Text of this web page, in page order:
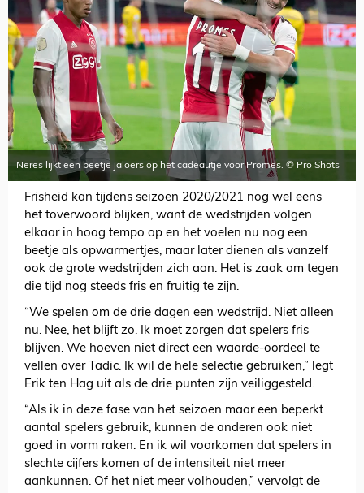
Neres lijkt een beetje jaloers op het cadeautje voor Promes. © Pro Shots
Frisheid kan tijdens seizoen 2020/2021 nog wel eens
het toverwoord blijken, want de wedstrijden volgen
elkaar in hoog tempo op en het voelen nu nog een
beetje als opwarmertjes, maar later dienen als vanzelf
ook de grote wedstrijden zich aan. Het is zaak om tegen
die tijd nog steeds fris en fruitig te zijn.
“We spelen om de drie dagen een wedstrijd. Niet alleen
nu. Nee, het blijft zo. Ik moet zorgen dat spelers fris
blijven. We hoeven niet direct een waarde-oordeel te
vellen over Tadic. Ik wil de hele selectie gebruiken,” legt
Erik ten Hag uit als de drie punten zijn veiliggesteld.
“Als ik in deze fase van het seizoen maar een beperkt
aantal spelers gebruik, kunnen de anderen ook niet
goed in vorm raken. En ik wil voorkomen dat spelers in
slechte cijfers komen of de intensiteit niet meer
aankunnen. Of het niet meer volhouden,” vervolgt de